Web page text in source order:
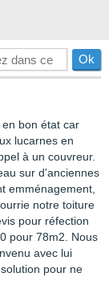
bon état car
lucarnes en
à un couvreur.
sur d'anciennes
emménagement,
notre toiture
pour réfection
pour 78m2. Nous
avec lui
pour ne